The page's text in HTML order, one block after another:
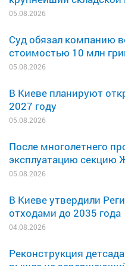
05.08.2026
Суд обязал компанию
стоимостью 10 млн
05.08.2026
В Киеве планируют
2027 году
05.08.2026
После многолетнего
эксплуатацию секцию
05.08.2026
В Киеве утвердили
отходами до 2035 года
04.08.2026
Реконструкция